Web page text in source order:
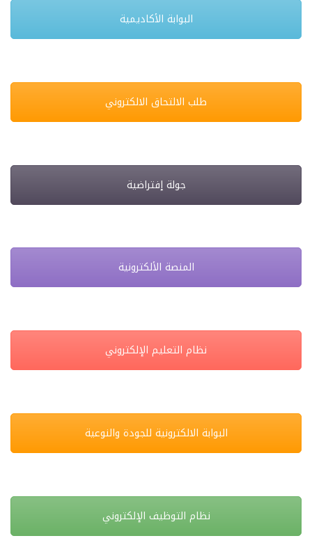
البوابة الأكاديمية
طلب الالتحاق الالكتروني
جولة إفتراضية
المنصة الألكترونية
نظام التعليم الإلكتروني
البوابة الالكترونية للجودة والنوعية
نظام التوظيف الإلكتروني